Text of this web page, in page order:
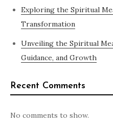
Exploring the Spiritual
Transformation
Unveiling the Spiritual
Guidance, and Growth
Recent Comments
No comments to show.